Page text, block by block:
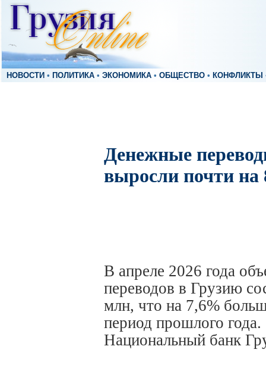
НОВОСТИ • ПОЛИТИКА • ЭКОНОМИКА • ОБЩЕСТВО • КОНФЛИКТЫ
Денежные
выросли почти на
В апреле 2026 года
переводов в Грузию
млн, что на 7,6%
период прошлого
Национальный банк